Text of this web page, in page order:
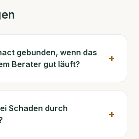
gebunden, wenn das
Berater gut läuft?
+
Schaden durch
+